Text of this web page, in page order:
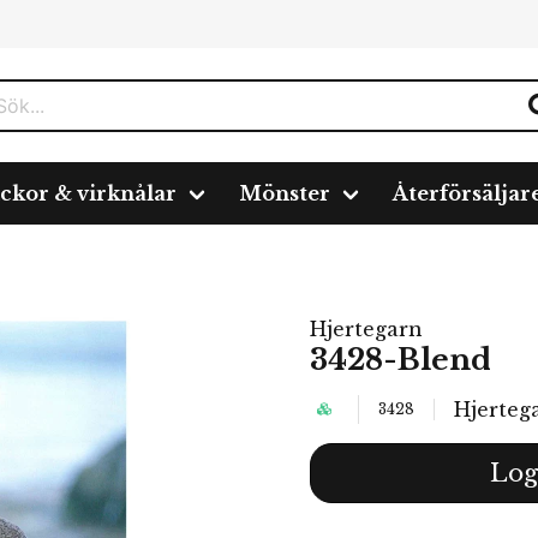
& virknålar Mönster
Hjertegarn
3428-Blend
3428